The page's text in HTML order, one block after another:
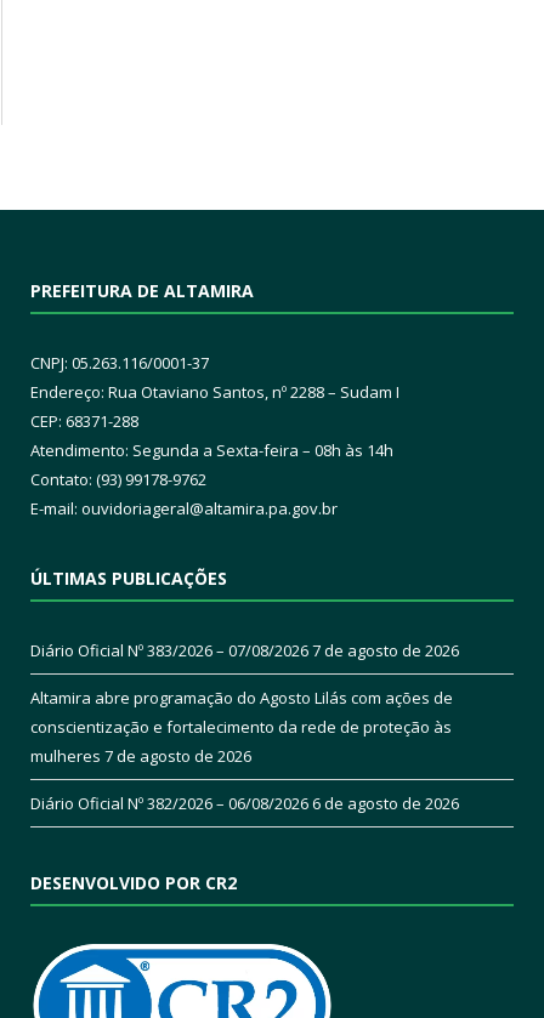
PREFEITURA DE ALTAMIRA
CNPJ: 05.263.116/0001-37
Endereço: Rua Otaviano Santos, nº 2288 – Sudam I
CEP: 68371-288
Atendimento: Segunda a Sexta-feira – 08h às 14h
Contato: (93) 99178-9762
E-mail: ouvidoriageral@altamira.pa.gov.br
ÚLTIMAS PUBLICAÇÕES
Diário Oficial Nº 383/2026 – 07/08/20267 de agosto de 2026
Altamira abre programação do Agosto Lilás com ações de
conscientização e fortalecimento da rede de proteção às
mulheres 7 de agosto de 2026
Diário Oficial Nº 382/2026 – 06/08/20266 de agosto de 2026
DESENVOLVIDO POR CR2